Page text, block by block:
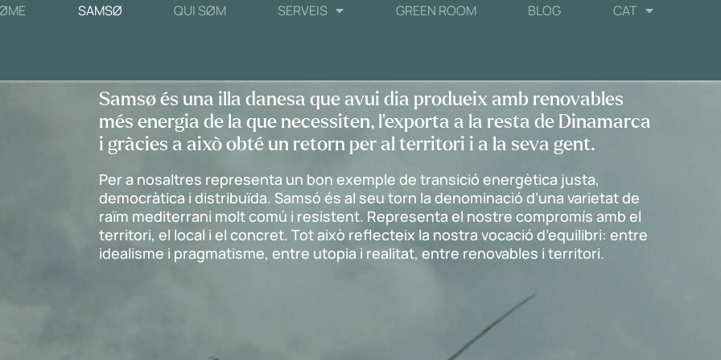
SAMSØ QUI SØM SERVEIS GREEN ROOM BLOG CAT
Samsø és una illa danesa que avui dia produeix amb renovables
més energia de la que necessiten, l’exporta a la resta de Dinamarca
i gràcies a això obté un retorn per al territori i a la seva gent.
Per a nosaltres representa un bon exemple de transició energètica justa,
democràtica i distribuïda. Samsó és al seu torn la denominació d’una varietat de
raïm mediterrani molt comú i resistent. Representa el nostre compromís amb el
territori, el local i el concret. Tot això reflecteix la nostra vocació d’equilibri: entre
idealisme i pragmatisme, entre utopia i realitat, entre renovables i territori.